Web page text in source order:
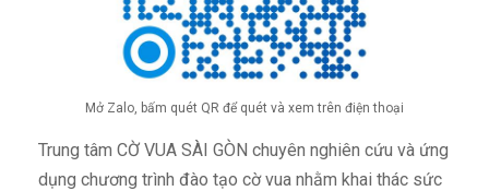
Mở Zalo, bấm quét QR để quét và xem trên điện thoại
Trung tâm CỜ VUA SÀI GÒN chuyên nghiên cứu và ứng
dụng chương trình đào tạo cờ vua nhằm khai thác sức